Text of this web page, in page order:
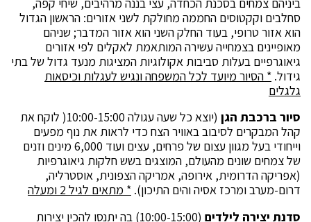
ביניהם צמחים בסכנת הכחדה, עצי בננה מרהיבים, שיחי קפה,
סחלבים וקקטוסים החממה מחולקת לשני אזורים: הראשון הגדול
הוא אזור טרופי, בעוד החלק השני הוא אזור המדבר; שניהם
מאופיינים בצמחייה עשירה המותאמת לאקלים לפי אזורים
גיאוגרפיים בעלות סביבות אקולוגיות המציגות מנעד גדול של בתי
גידול. * הסיור מיועד לכל המשפחה ונגיש לעגלות וכיסאות
גלגלים
סיור ברכבת הגן
(יוצא כל שעה עגולה 10:00-15:00( לוקח את
קהל המבקרים לסיבוב באוויר הצח כדי לראות את נוף מפעים
וייחודי בעל מגוון עצום של פרחים, עצים ועוד 6,000 מינים וזנים
של צמחים שונים מהעולם, המוצגים בשש חלקות גיאוגרפיות
(אפריקה הדרומית, אירופה, אמריקה הצפונית, אוסטרליה,
דרום-מערב ומרכז אסיה והים התיכון). * מתאים לגיל 2 ומעלה
סדנת יצירה לילדים
(10:00-15:00) בה יתנסו להכין יצירות